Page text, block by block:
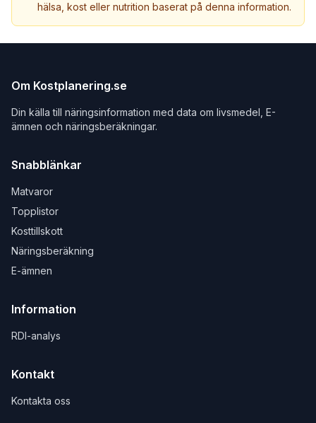
hälsa, kost eller nutrition baserat på denna information.
Om Kostplanering.se
Din källa till näringsinformation med data om livsmedel, E-
ämnen och näringsberäkningar.
Snabblänkar
Matvaror
Topplistor
Kosttillskott
Näringsberäkning
E-ämnen
Information
RDI-analys
Kontakt
Kontakta oss